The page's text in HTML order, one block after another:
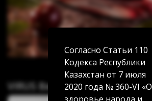
VIRUS Вишня (Cherry) 50г
Согласно Статьи 110
Кодекса Республики
Казахстан от 7 июля
2020 года № 360-VI «О
здоровье народа и